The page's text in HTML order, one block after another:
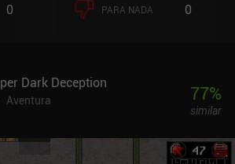
0 PARA NADA 0
Dark Deception
Aventura
77%
similar